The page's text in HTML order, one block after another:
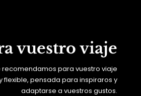
vuestro viaje
para vuestro viaje
flexible, pensada para inspiraros y
adaptarse a vuestros gustos.